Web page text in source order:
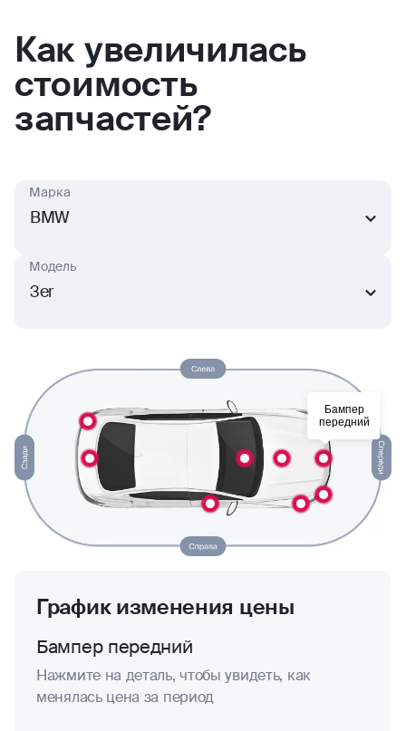
Как увеличилась
стоимость
запчастей?
BMW
Марка
3er
Модель
Бампер
передний
График изменения цены
Бампер передний
Нажмите на деталь, чтобы увидеть, как
менялась цена за период